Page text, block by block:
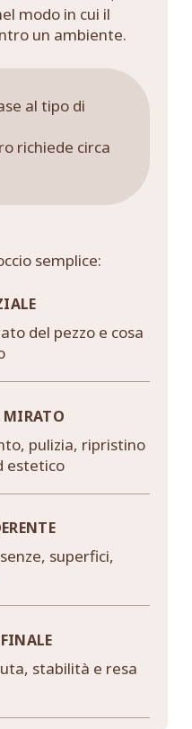
modo in cui il
un ambiente.
al tipo di
richiede circa
semplice:
del pezzo e cosa
MIRATO
pulizia, ripristino
estetico
superfici,
stabilità e resa